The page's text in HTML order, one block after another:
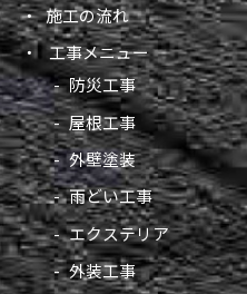
施工の流れ
工事メニュー
防災工事
屋根工事
外壁塗装
雨どい工事
エクステリア
外装工事